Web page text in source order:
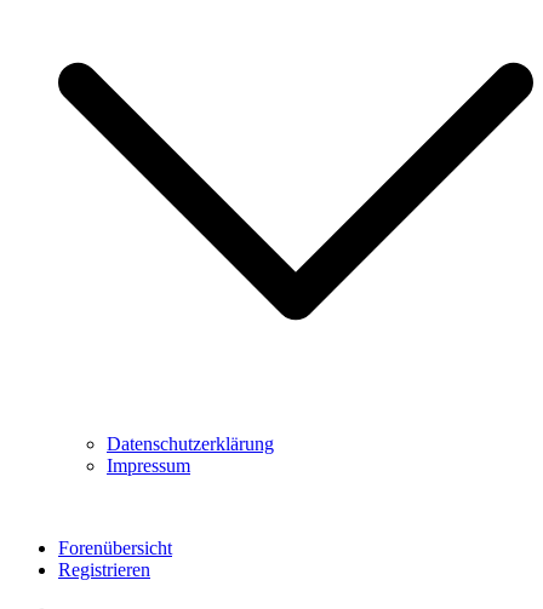
Datenschutzerklärung
Impressum
Forenübersicht
Registrieren